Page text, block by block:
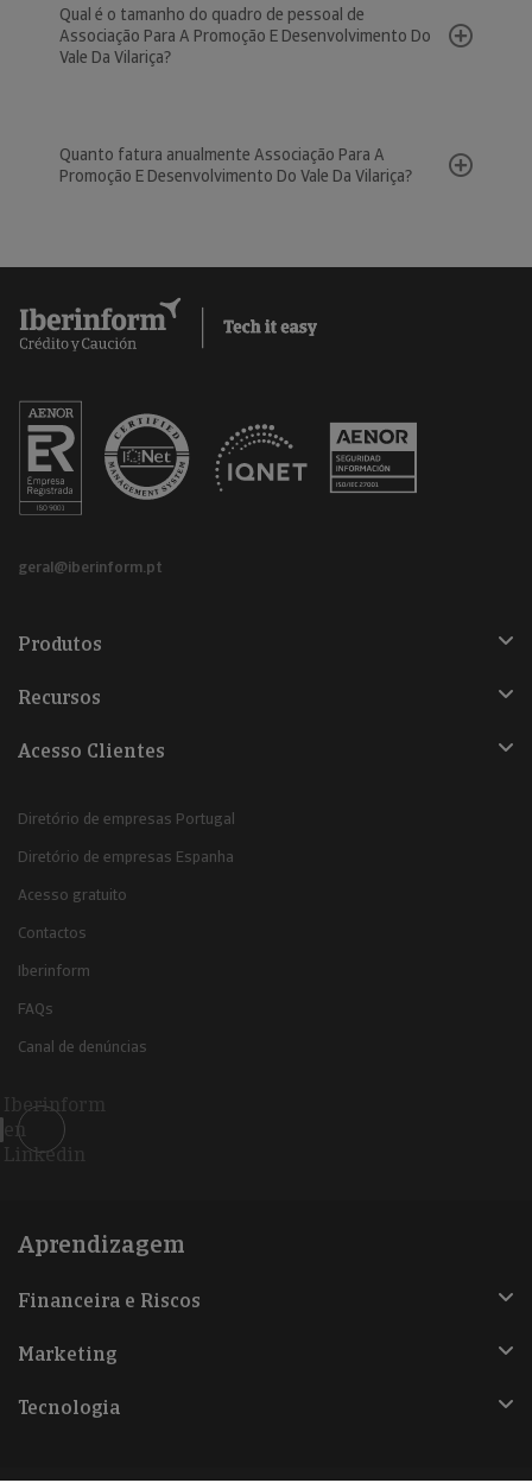
Qual é o tamanho do quadro de pessoal de
Associação Para A Promoção E Desenvolvimento Do
Vale Da Vilariça?
Quanto fatura anualmente Associação Para A
Promoção E Desenvolvimento Do Vale Da Vilariça?
geral@iberinform.pt
Produtos
Recursos
Acesso Clientes
Diretório de empresas Portugal
Diretório de empresas Espanha
Acesso gratuito
Contactos
Iberinform
FAQs
Canal de denúncias
Iberinform
en
Linkedin
Aprendizagem
Financeira e Riscos
Marketing
Tecnologia